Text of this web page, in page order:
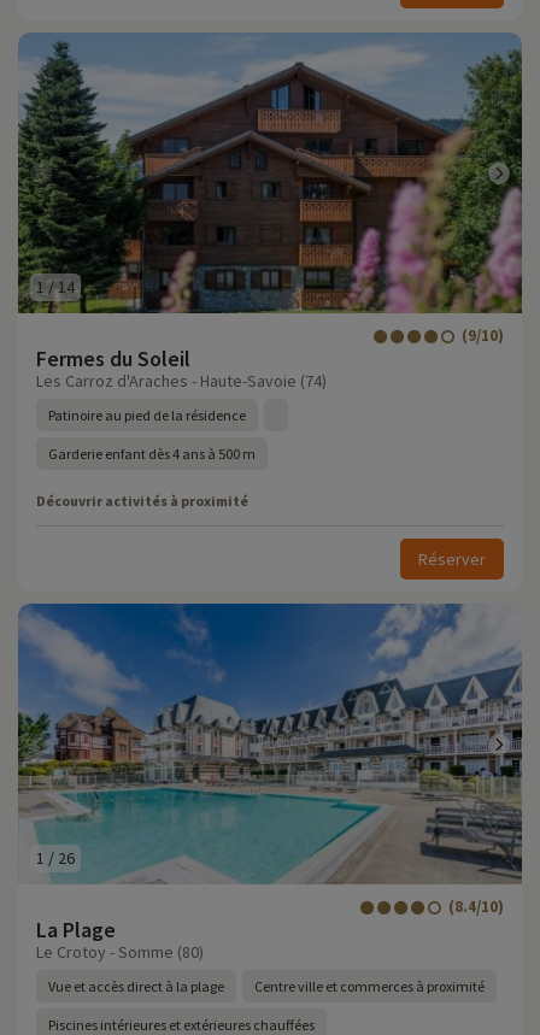
1 /14
Fermes du Soleil
(9/10)
Les Carroz d'Araches - Haute-Savoie (74)
Patinoire au pied de la résidence
Garderie enfant dès 4 ans à 500 m
Découvrir activités à proximité
Réserver
1 / 26
La Plage
(8.4/10)
Le Crotoy - Somme (80)
Vue et accès direct à la plage Centre ville et commerces à proximité
Piscines intérieures et extérieures chauffées